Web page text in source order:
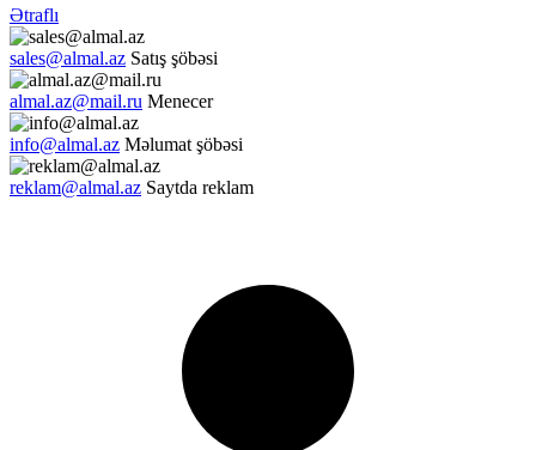
Ətraflı
sales@almal.az Satış şöbəsi
almal.az@mail.ru Menecer
info@almal.az Məlumat şöbəsi
reklam@almal.az Saytda reklam